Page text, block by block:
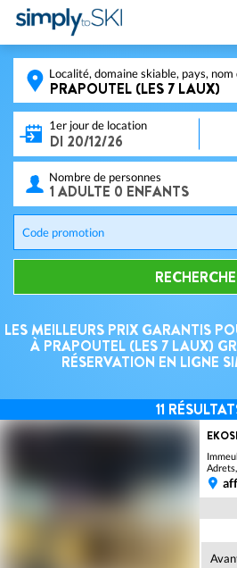
Localité, domaine skiable, pays, nom
1er jour de location
Nombre de personnes
Code promotion
LES MEILLEURS PRIX GARANTIS
À PRAPOUTEL (LES 7 LAUX)
RÉSERVATION EN LIGNE
11